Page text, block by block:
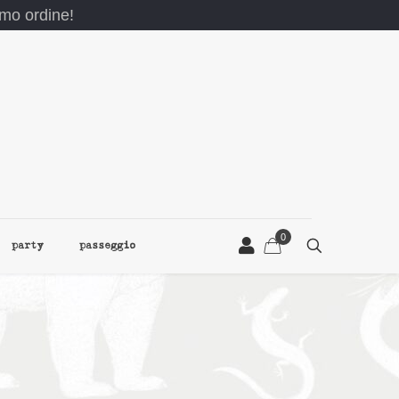
ordine!
party passeggio
0